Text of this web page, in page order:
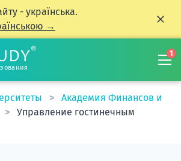
- українська.
→
1
Академия Финансов и
Управление гостинечным